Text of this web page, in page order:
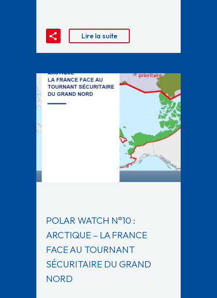
Lire la suite
POLAR WATCH N°10 :
ARCTIQUE – LA FRANCE
FACE AU TOURNANT
SÉCURITAIRE DU GRAND
NORD